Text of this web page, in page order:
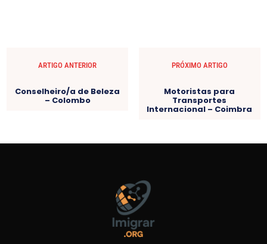
ARTIGO ANTERIOR
Conselheiro/a de Beleza
– Colombo
PRÓXIMO ARTIGO
Motoristas para
Transportes
Internacional – Coimbra